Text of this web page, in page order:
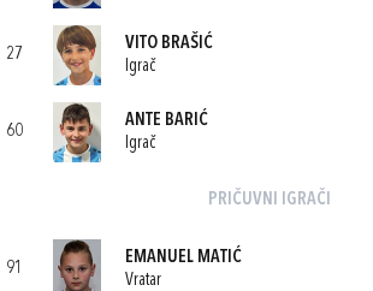
27
VITO BRAŠIĆ
Igrač
60
ANTE BARIĆ
Igrač
PRIČUVNI IGRAČI
91
EMANUEL MATIĆ
Vratar